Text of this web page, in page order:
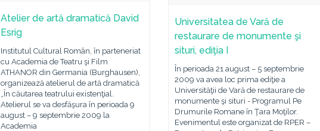
Atelier de artă dramatică David
Esrig
Institutul Cultural Român, în parteneriat
cu Academia de Teatru şi Film
ATHANOR din Germania (Burghausen),
organizează atelierul de artă dramatică
„În căutarea teatrului existenţial.
Atelierul se va desfăşura în perioada 9
august – 9 septembrie 2009 la
Academia
Universitatea de Vară de
restaurare de monumente şi
situri, ediţia I
În perioada 21 august – 5 septembrie
2009 va avea loc prima ediţie a
Universităţii de Vară de restaurare de
monumente şi situri - Programul Pe
Drumurile Romane în Ţara Moţilor.
Evenimentul este organizat de RPER –